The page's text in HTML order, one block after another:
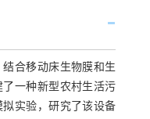
合移动床生物膜和生
一种新型农村生活污
实验，研究了该设备